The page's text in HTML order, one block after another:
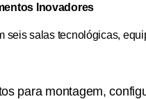
Inovadores
seis salas tecnológicas,
para montagem,